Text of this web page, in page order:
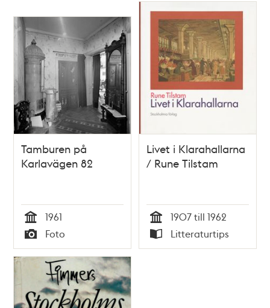
Tamburen på
Karlavägen 82
Tid
1961
Typ
Foto
Livet i Klarahallarna
/ Rune Tilstam
Tid
1907 till 1962
Typ
Litteraturtips